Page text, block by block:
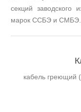
секций заводского
марок ССБЭ и СМБЭ.
кабель греющий